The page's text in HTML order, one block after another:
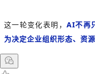
这一轮变化表明， AI不再
为决定企业组织形态、资